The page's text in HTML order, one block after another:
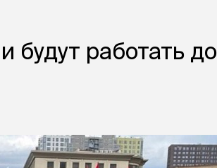
будут работать до